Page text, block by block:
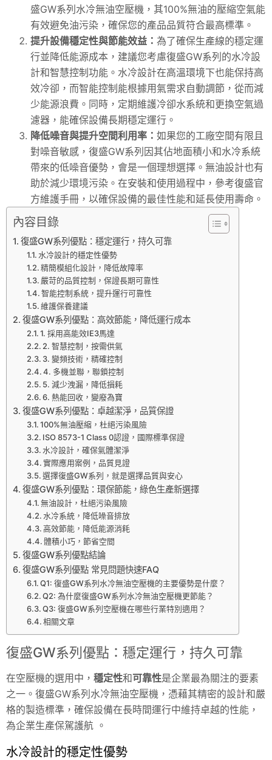
盛GW系列水冷無油空壓機，其100%無油的壓縮空氣能
有效避免油污染，確保您的產品品質符合最高標準。
提升設備穩定性與節能效益： 為了確保生產線的穩定運
行並降低能源成本，建議您考慮復盛GW系列的水冷設
計和智慧控制功能。水冷設計在高溫環境下也能保持高
效冷卻，而智能控制能根據用氣需求自動調節，從而減
少能源浪費。同時，定期維護冷卻水系統和更換空氣過
濾器，能確保設備長期穩定運行。
降低噪音與提升空間利用率： 如果您的工廠空間有限且
對噪音敏感，復盛GW系列因其佔地面積小和水冷系統
帶來的低噪音優勢，會是一個理想選擇。無油設計也有
助於減少環境污染。在安裝和使用過程中，參考復盛官
方維護手冊，以確保設備的最佳性能和延長使用壽命。
內容目錄
復盛GW系列優點：穩定運行，持久可靠
水冷設計的穩定性優勢
精簡模組化設計，降低故障率
嚴苛的品質控制，保證長期可靠性
智能控制系統，提升運行可靠性
維護保養建議
復盛GW系列優點：高效節能，降低運行成本
1. 採用高能效IE3馬達
2. 智慧控制，按需供氣
3. 變頻技術，精確控制
4. 多機並聯，聯鎖控制
5. 減少洩漏，降低損耗
6. 熱能回收，變廢為寶
復盛GW系列優點：卓越潔淨，品質保證
100%無油壓縮，杜絕污染風險
ISO 8573-1 Class 0認證，國際標準保證
水冷設計，確保氣體潔淨
實際應用案例，品質見證
選擇復盛GW系列，就是選擇品質與安心
復盛GW系列優點：環保節能，綠色生產新選擇
無油設計，杜絕污染風險
水冷系統，降低噪音排放
高效節能，降低能源消耗
體積小巧，節省空間
復盛GW系列優點結論
復盛GW系列優點 常見問題快速FAQ
Q1: 復盛GW系列水冷無油空壓機的主要優勢是什麼？
Q2: 為什麼復盛GW系列水冷無油空壓機更節能？
Q3: 復盛GW系列空壓機在哪些行業特別適用？
相關文章
復盛GW系列優點：穩定運行，持久可靠
在空壓機的選用中， 穩定性和可靠性是企業最為關注的要素
之一。復盛GW系列水冷無油空壓機，憑藉其精密的設計和嚴
格的製造標準，確保設備在長時間運行中維持卓越的性能，
為企業生產保駕護航 。
水冷設計的穩定性優勢